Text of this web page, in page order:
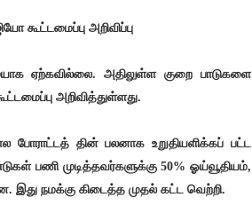
கூட்டமைப்பு அறிவிப்பு
ஏற்கவில்லை. அதிலுள்ள குறை பாடுகளை
அறிவித்துள்ளது.
போராட்டத் தின் பலனாக உறுதியளிக்கப் பட்ட
பணி முடித்தவர்களுக்கு 50% ஓய்வூதியம்,
நமக்கு கிடைத்த முதல் கட்ட வெற்றி.